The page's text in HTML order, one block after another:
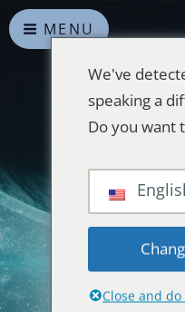
MENU
Que la paix prévale
We've
speaking a
Do you want
Close and